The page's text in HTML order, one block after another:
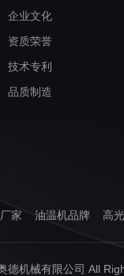
企业文化
资质荣誉
技术专利
品质制造
家 油温机品牌 高
德机械有限公司 All